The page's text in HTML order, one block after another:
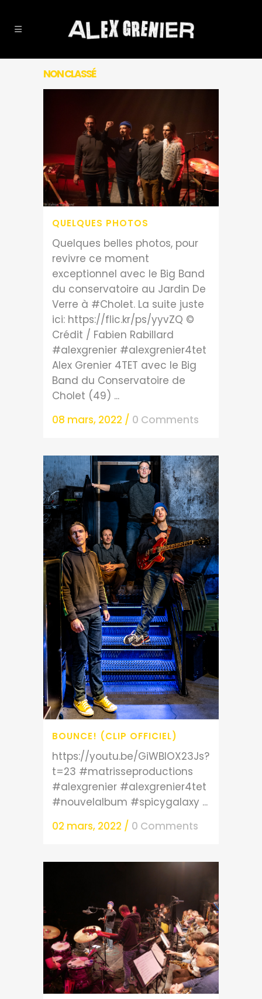
NON CLASSÉ
QUELQUES PHOTOS
Quelques belles photos, pour
revivre ce moment
exceptionnel avec le Big Band
du conservatoire au Jardin De
Verre à #Cholet. La suite juste
ici: https://flic.kr/ps/yyvZQ ©
Crédit / Fabien Rabillard
#alexgrenier #alexgrenier4tet
Alex Grenier 4TET avec le Big
Band du Conservatoire de
Cholet (49) ...
08 mars, 2022 / 0 Comments
BOUNCE! (CLIP OFFICIEL)
https://youtu.be/GiWBIOX23Js?
t=23 #matrisseproductions
#alexgrenier #alexgrenier4tet
#nouvelalbum #spicygalaxy ...
02 mars, 2022 / 0 Comments